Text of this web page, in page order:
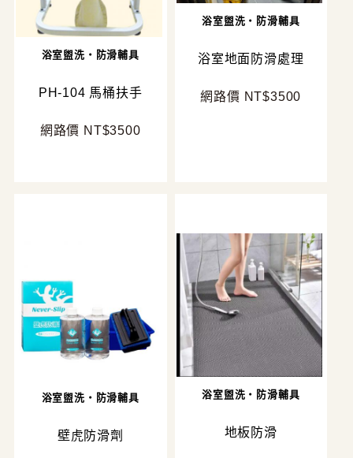
浴室盥洗・防滑輔具
PH-104 馬桶扶手
網路價 NT$3500
浴室盥洗・防滑輔具
浴室地面防滑處理
網路價 NT$3500
浴室盥洗・防滑輔具
壁虎防滑劑
浴室盥洗・防滑輔具
地板防滑